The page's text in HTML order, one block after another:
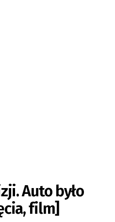
Auto było
film]